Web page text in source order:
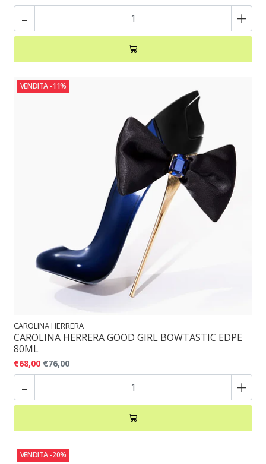
- +
VENDITA -11%
CAROLINA HERRERA
CAROLINA HERRERA GOOD GIRL BOWTASTIC EDPE
80ML
€68,00 €76,00
- +
VENDITA -20%